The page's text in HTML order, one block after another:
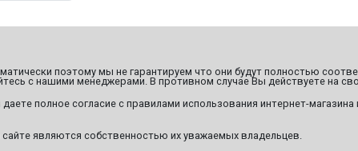
поэтому мы не гарантируем что они будут полностью
с нашими менеджерами. В противном случае Вы действуете на
полное согласие с правилами использования интернет-
являются собственностью их уважаемых владельцев.